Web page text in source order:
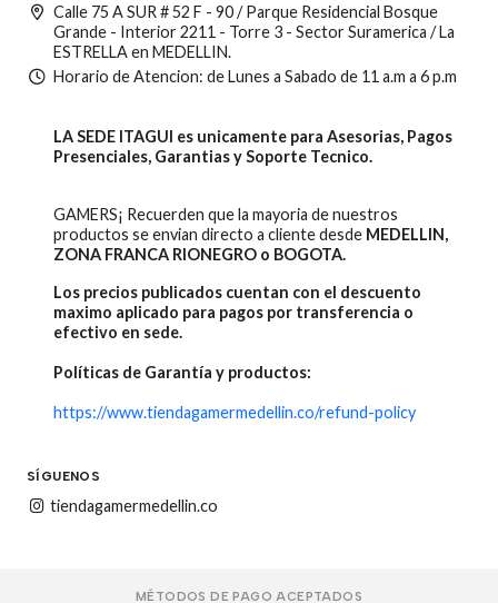
Calle 75 A SUR # 52 F - 90 / Parque Residencial Bosque
Grande - Interior 2211 - Torre 3 - Sector Suramerica / La
ESTRELLA en MEDELLIN.
Horario de Atencion: de Lunes a Sabado de 11 a.m a 6 p.m
LA SEDE ITAGUI es unicamente para Asesorias, Pagos
Presenciales, Garantias y Soporte Tecnico.
GAMERS¡ Recuerden que la mayoria de nuestros
productos se envian directo a cliente desde MEDELLIN,
ZONA FRANCA RIONEGRO o BOGOTA.
Los precios publicados cuentan con el descuento
maximo aplicado para pagos por transferencia o
efectivo en sede.
Políticas de Garantía y productos:
https://www.tiendagamermedellin.co/refund-policy
SÍGUENOS
tiendagamermedellin.co
MÉTODOS DE PAGO ACEPTADOS